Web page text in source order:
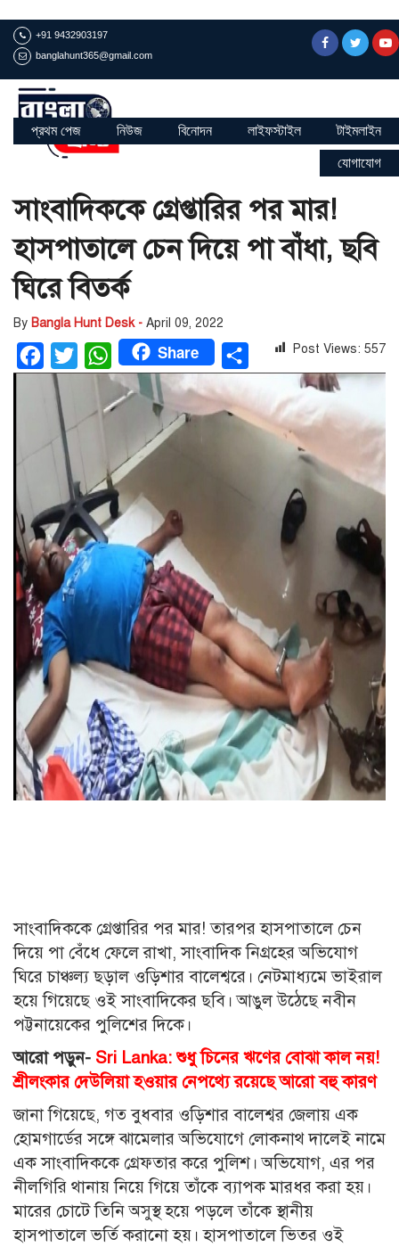
+91 9432903197
banglahunt365@gmail.com
প্রথম পেজ নিউজ বিনোদন লাইফস্টাইল টাইমলাইন
যোগাযোগ
সাংবাদিককে গ্রেপ্তারির পর মার!
হাসপাতালে চেন দিয়ে পা বাঁধা, ছবি
ঘিরে বিতর্ক
By Bangla Hunt Desk - April 09, 2022
FacebookTwitter WhatsApp
Share
Share
Post Views: 557
সাংবাদিককে গ্রেপ্তারির পর মার! তারপর হাসপাতালে চেন
দিয়ে পা বেঁধে ফেলে রাখা, সাংবাদিক নিগ্রহের অভিযোগ
ঘিরে চাঞ্চল্য ছড়াল ওড়িশার বালেশ্বরে। নেটমাধ্যমে ভাইরাল
হয়ে গিয়েছে ওই সাংবাদিকের ছবি। আঙুল উঠেছে নবীন
পট্টনায়েকের পুলিশের দিকে।
আরো পড়ুন- Sri Lanka: শুধু চিনের ঋণের বোঝা কাল নয়!
শ্রীলংকার দেউলিয়া হওয়ার নেপথ্যে রয়েছে আরো বহু কারণ
জানা গিয়েছে, গত বুধবার ওড়িশার বালেশ্বর জেলায় এক
হোমগার্ডের সঙ্গে ঝামেলার অভিযোগে লোকনাথ দালেই নামে
এক সাংবাদিককে গ্রেফতার করে পুলিশ। অভিযোগ, এর পর
নীলগিরি থানায় নিয়ে গিয়ে তাঁকে ব্যাপক মারধর করা হয়।
মারের চোটে তিনি অসুস্থ হয়ে পড়লে তাঁকে স্থানীয়
হাসপাতালে ভর্তি করানো হয়। হাসপাতালে ভিতর ওই